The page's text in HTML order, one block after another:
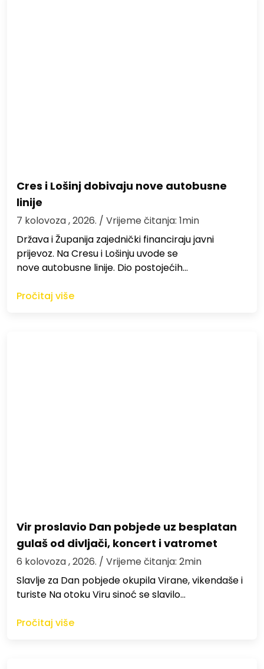
Cres i Lošinj dobivaju nove autobusne
linije
7 kolovoza , 2026. / Vrijeme čitanja: 1min
Država i Županija zajednički financiraju javni
prijevoz. Na Cresu i Lošinju uvode se
nove autobusne linije. Dio postojećih…
Pročitaj više
Vir proslavio Dan pobjede uz besplatan
gulaš od divljači, koncert i vatromet
6 kolovoza , 2026. / Vrijeme čitanja: 2min
Slavlje za Dan pobjede okupila Virane, vikendaše i
turiste Na otoku Viru sinoć se slavilo…
Pročitaj više